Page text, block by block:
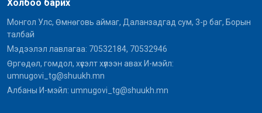
Холбоо барих
Монгол Улс, Өмнөговь аймаг, Даланзадгад сум, 3-р баг, Борын
талбай
Мэдээлэл лавлагаа: 70532184, 70532946
Өргөдөл, гомдол, хүсэлт хүлээн авах И-мэйл:
umnugovi_tg@shuukh.mn
Албаны И-мэйл: umnugovi_tg@shuukh.mn